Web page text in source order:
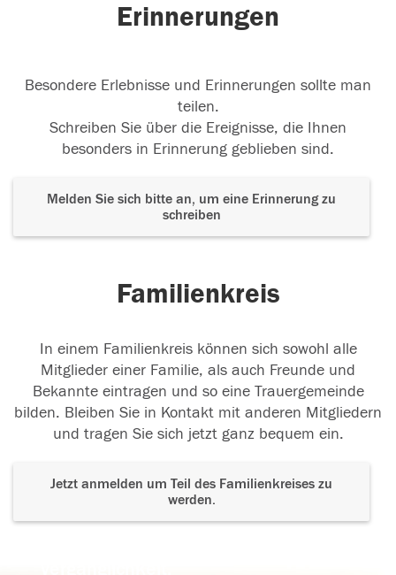
Erinnerungen
Besondere Erlebnisse und Erinnerungen sollte man
teilen.
Schreiben Sie über die Ereignisse, die Ihnen
besonders in Erinnerung geblieben sind.
Melden Sie sich bitte an, um eine Erinnerung zu
schreiben
Familienkreis
In einem Familienkreis können sich sowohl alle
Mitglieder einer Familie, als auch Freunde und
Bekannte eintragen und so eine Trauergemeinde
bilden. Bleiben Sie in Kontakt mit anderen Mitgliedern
und tragen Sie sich jetzt ganz bequem ein.
Jetzt anmelden um Teil des Familienkreises zu
werden.